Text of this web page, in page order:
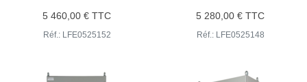
5 460,00 € TTC
Réf.: LFE0525152
5 280,00 € TTC
Réf.: LFE0525148